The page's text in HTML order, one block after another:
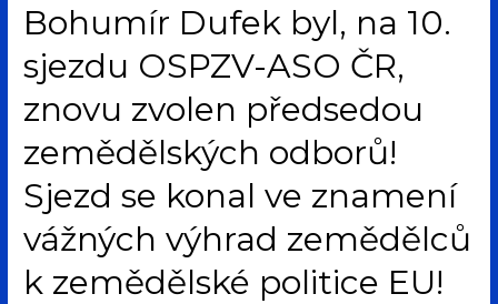
Bohumír Dufek byl, na 10.
sjezdu OSPZV-ASO ČR,
znovu zvolen předsedou
zemědělských odborů!
Sjezd se konal ve znamení
vážných výhrad zemědělců
k zemědělské politice EU!